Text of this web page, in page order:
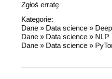
Zgłoś erratę
Kategorie:
Dane » Data science »
Dane » Data science » NLP
Dane » Data science »